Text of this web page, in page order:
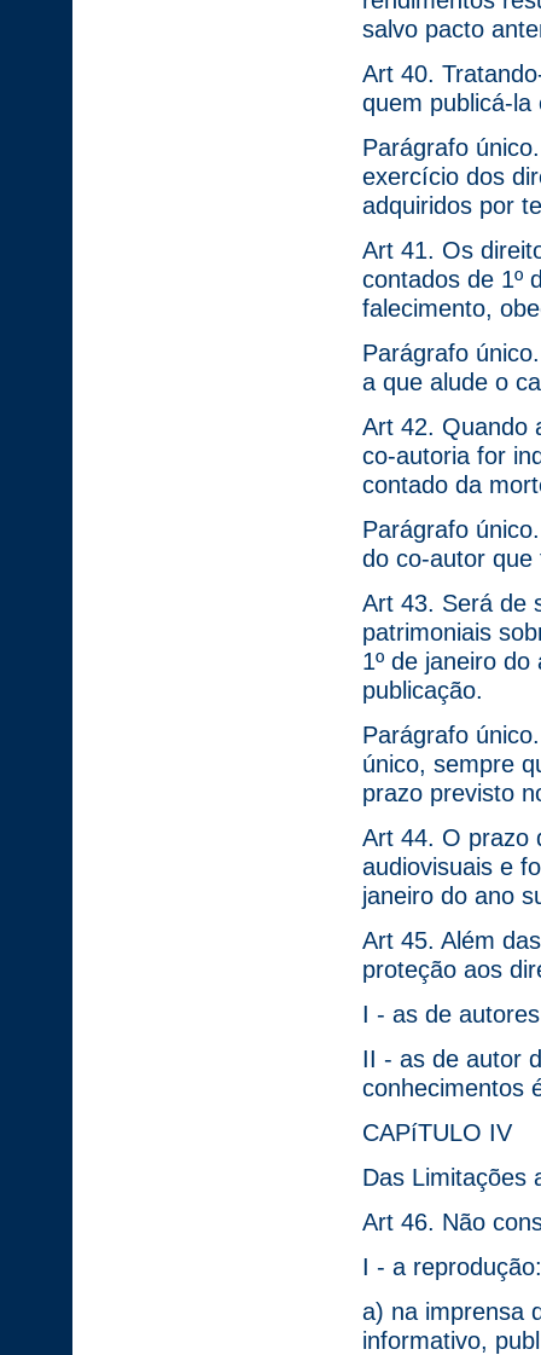
salvo pacto
Art 40.
quem publicá-
Parágrafo
exercício dos
adquiridos por
Art 41. Os
contados de 1º
falecimento,
Parágrafo
a que alude o
Art 42. Quando
co-autoria for
contado da
Parágrafo
do co-autor
Art 43. Será de
patrimoniais
1º de janeiro
publicação.
Parágrafo
único, sempre
prazo previsto
Art 44. O prazo
audiovisuais e
janeiro do ano
Art 45. Além
proteção aos
I - as de
II - as de autor
conhecimentos
CAPíTULO IV
Das Limitações
Art 46. Não
I - a reprodução:
a) na imprensa
informativo,